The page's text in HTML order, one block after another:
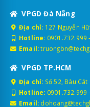
VPGD Đà Nẵng
Địa chỉ: 127 Nguyễn
Hotline: 0901.732.999 -
Email:
VPGD TP.HCM
Địa chỉ: Số 52, Bàu Cát
Hotline: 0901.732.999 -
Email: